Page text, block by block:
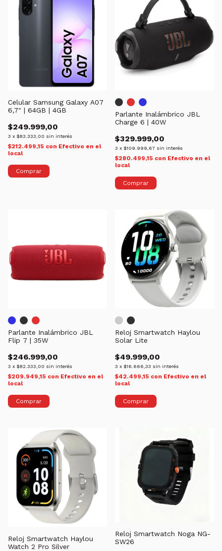
Celular Samsung Galaxy A07
6,7" | 64GB | 4GB
$249.999,00
3 x $83.333,00 sin interés
$212.499,15 con Efectivo en el
local
Comprar
Parlante Inalámbrico JBL
Charge 6 | 40W
$329.999,00
3 x $109.999,67 sin interés
$280.499,15 con Efectivo en el
local
Comprar
Parlante Inalámbrico JBL
Flip 7 | 35W
$246.999,00
3 x $82.333,00 sin interés
$209.949,15 con Efectivo en el
local
Comprar
Reloj Smartwatch Haylou
Solar Lite
$49.999,00
3 x $16.666,33 sin interés
$42.499,15 con Efectivo en el
local
Comprar
Reloj Smartwatch Haylou
Watch 2 Pro Silver
Reloj Smartwatch Noga NG-
SW26